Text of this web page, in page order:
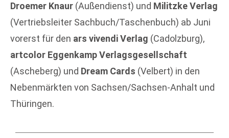
Droemer Knaur (Außendienst) und Militzke Verlag
(Vertriebsleiter Sachbuch/Taschenbuch) ab Juni
vorerst für den ars vivendi Verlag (Cadolzburg),
artcolor Eggenkamp Verlagsgesellschaft
(Ascheberg) und Dream Cards (Velbert) in den
Nebenmärkten von Sachsen/Sachsen-Anhalt und
Thüringen.